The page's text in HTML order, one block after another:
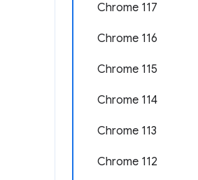
Chrome 117
Chrome 116
Chrome 115
Chrome 114
Chrome 113
Chrome 112